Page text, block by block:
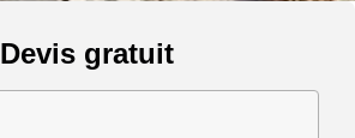
Devis gratuit